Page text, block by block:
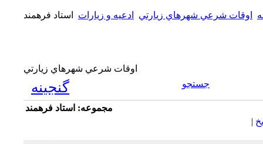
اوقات شرعي شهرهاي زيارتي ادعیه و زیارات استاد فرهمند
اوقات شرعي شهرهاي زيارتي
گنجینه جستجو
مجموعه: استاد فرهمند
|